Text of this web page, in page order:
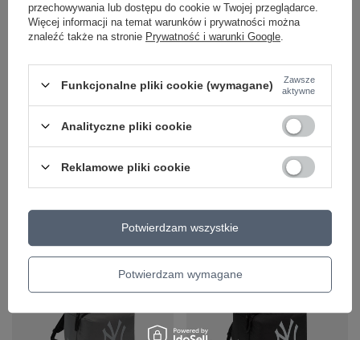
Plecak NEW ERA
szkolny NYY MLB All
Over Print Granatowy
129,00 zł / szt.
okresie 30 dni przed
Cena regularna:179,00 zł -28%
Plecak NEW ERA
szkolny NYY Multi
Compartment Navy
99,95 zł / szt.
Najniższa cena produktu w
okresie 30 dni przed
wprowadzeniem obniżki:
Cena regularna:
142,50 zł -30%
przechowywania lub dostępu do cookie w Twojej przeglądarce.
Więcej informacji na temat warunków i prywatności można
znaleźć także na stronie Prywatność i warunki Google
Funkcjonalne pliki cookie (wymagane)
Zawsze
aktywne
Analityczne pliki cookie
Reklamowe pliki cookie
Potwierdzam wymagane
Potwierdzam wszystkie